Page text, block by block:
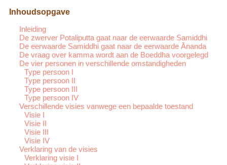
Inhoudsopgave
Inleiding
De zwerver Potaliputta gaat naar de eerwaarde Samiddhi
De eerwaarde Samiddhi gaat naar de eerwaarde Ānanda
De vraag over kamma wordt aan de Boeddha voorgelegd
De vier personen in verschillende omstandigheden
Type persoon I
Type persoon II
Type persoon III
Type persoon IV
Verschillende visies vanwege een bepaalde toestand
Visie I
Visie II
Visie III
Visie IV
Verklaring van de visies
Verklaring visie I